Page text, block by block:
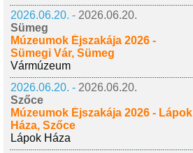
2026.06.20. - 2026.06.20.
Sümeg
Múzeumok Éjszakája 2026 -
Sümegi Vár, Sümeg
Vármúzeum
2026.06.20. - 2026.06.20.
Szőce
Múzeumok Éjszakája 2026 - Lápok
Háza, Szőce
Lápok Háza